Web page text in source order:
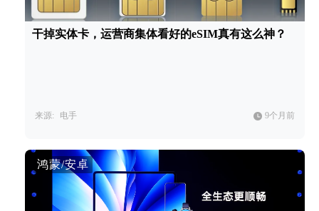
干掉实体卡，运营商集体看好的eSIM真有这么神？
来源: 电手 9个月前
鸿蒙/安卓